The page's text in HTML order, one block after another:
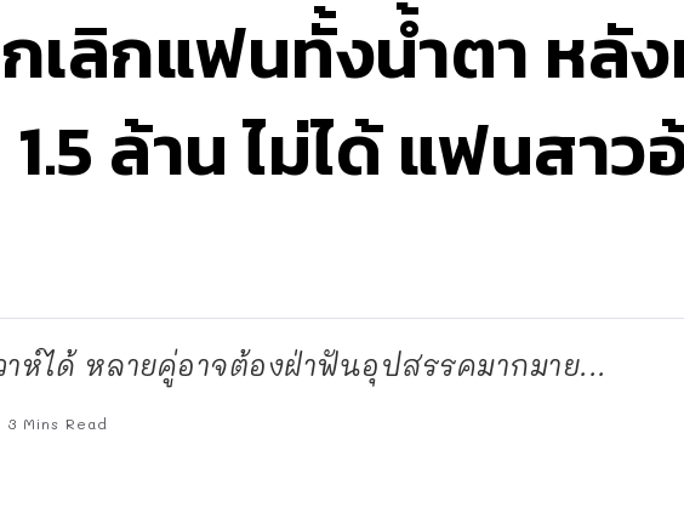
เลิกแฟนทั้งน้ำตา หลัง
ล้าน ไม่ได้ แฟนสา
าห์ได้ หลายคู่อาจต้องฝ่าฟันอุปสรรคมากมาย...
3 Mins Read